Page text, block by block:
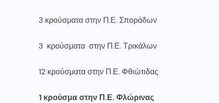
3 κρούσματα στην Π.Ε. Σποράδων
3 κρούσματα στην Π.Ε. Τρικάλων
12 κρούσματα στην Π.Ε. Φθιώτιδας
1 κρούσμα στην Π.Ε. Φλώρινας